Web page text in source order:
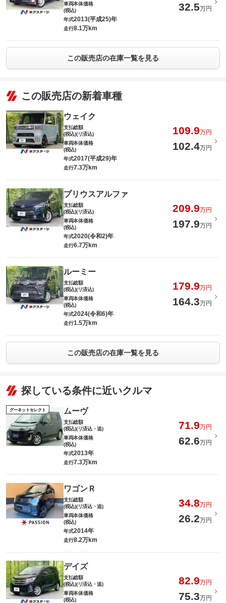
車両本体価格
(税込)
32.5万円
年式2013(平成25)年
走行8.1万km
この販売店の在庫一覧を見る
この販売店の新着車種
ウェイク
支払総額
(税込)(リ済込)
109.9万円
車両本体価格
(税込)
102.4万円
年式2017(平成29)年
走行7.3万km
プリウスアルファ
支払総額
(税込)(リ済込)
209.9万円
車両本体価格
(税込)
197.9万円
年式2020(令和2)年
走行6.7万km
ルーミー
支払総額
(税込)(リ済込)
179.9万円
車両本体価格
(税込)
164.3万円
年式2024(令和6)年
走行1.5万km
この販売店の在庫一覧を見る
探している条件に近いクルマ
グーネットセレクト ムーヴ
支払総額
(税込)(リ済込・追)
71.9万円
車両本体価格
(税込)
62.6万円
年式2013年
走行7.3万km
ワゴンＲ
支払総額
(税込)(リ済込・追)
34.8万円
車両本体価格
(税込)
26.2万円
年式2014年
走行8.2万km
デイズ
支払総額
(税込)(リ済込・追)
82.9万円
車両本体価格
(税込)
75.3万円